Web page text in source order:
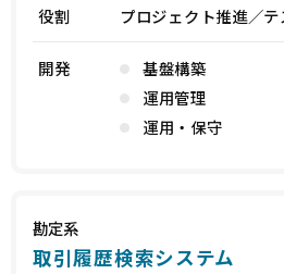
役割
プロジェクト推進／
開発
基盤構築
運用管理
運用・保守
勘定系
取引履歴検索システム